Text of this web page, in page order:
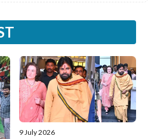
9 July 2026